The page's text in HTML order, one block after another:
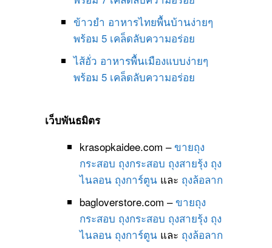
ข้าวยำ อาหารไทยพื้นบ้านง่ายๆ
พร้อม 5 เคล็ดลับความอร่อย
ไส้อั่ว อาหารพื้นเมืองแบบง่ายๆ
พร้อม 5 เคล็ดลับความอร่อย
เว็บพันธมิตร
krasopkaidee.com –ขายถุง
กระสอบ ถุงกระสอบ ถุงสายรุ้ง ถุง
ไนลอน ถุงการ์ตูนและ ถุงล้อลาก
bagloverstore.com –ขายถุง
กระสอบ ถุงกระสอบ ถุงสายรุ้ง ถุง
ไนลอน ถุงการ์ตูนและ ถุงล้อลาก